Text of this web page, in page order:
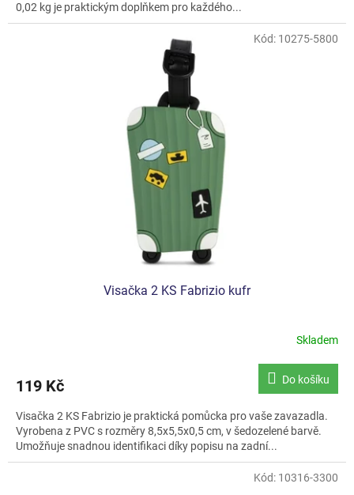
0,02 kg je praktickým doplňkem pro každého...
Visačka 2 KS Fabrizio kufr
Skladem
119 Kč Do košíku
Visačka 2 KS Fabrizio je praktická pomůcka pro vaše zavazadla.
Vyrobena z PVC s rozměry 8,5x5,5x0,5 cm, v šedozelené barvě.
Umožňuje snadnou identifikaci díky popisu na zadní...
Kód: 10275-5800
Kód: 10316-3300